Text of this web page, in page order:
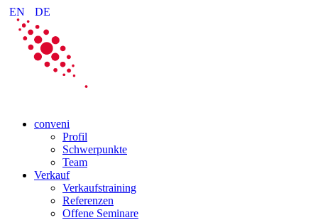
EN DE
conveni
Profil
Schwerpunkte
Team
Verkauf
Verkaufstraining
Referenzen
Offene Seminare